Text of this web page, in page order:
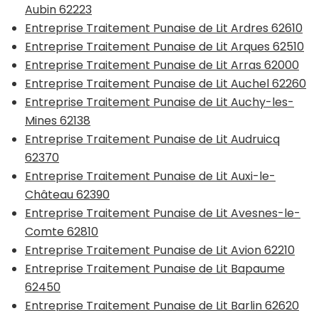
Aubin 62223
Entreprise Traitement Punaise de Lit Ardres 62610
Entreprise Traitement Punaise de Lit Arques 62510
Entreprise Traitement Punaise de Lit Arras 62000
Entreprise Traitement Punaise de Lit Auchel 62260
Entreprise Traitement Punaise de Lit Auchy-les-
Mines 62138
Entreprise Traitement Punaise de Lit Audruicq
62370
Entreprise Traitement Punaise de Lit Auxi-le-
Château 62390
Entreprise Traitement Punaise de Lit Avesnes-le-
Comte 62810
Entreprise Traitement Punaise de Lit Avion 62210
Entreprise Traitement Punaise de Lit Bapaume
62450
Entreprise Traitement Punaise de Lit Barlin 62620